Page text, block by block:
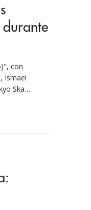
con
Ismael
Ska